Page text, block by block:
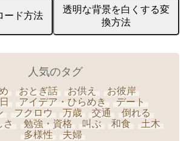
ード方法
透明な背景を白くする変
換方法
人気のタグ
おとぎ話 お供え
お彼岸
アイデア・ひらめき
デート
フクロウ 万歳 交通
倒れる
さ
勉強・資格 叫ぶ 和食
土木
多様性
夫婦